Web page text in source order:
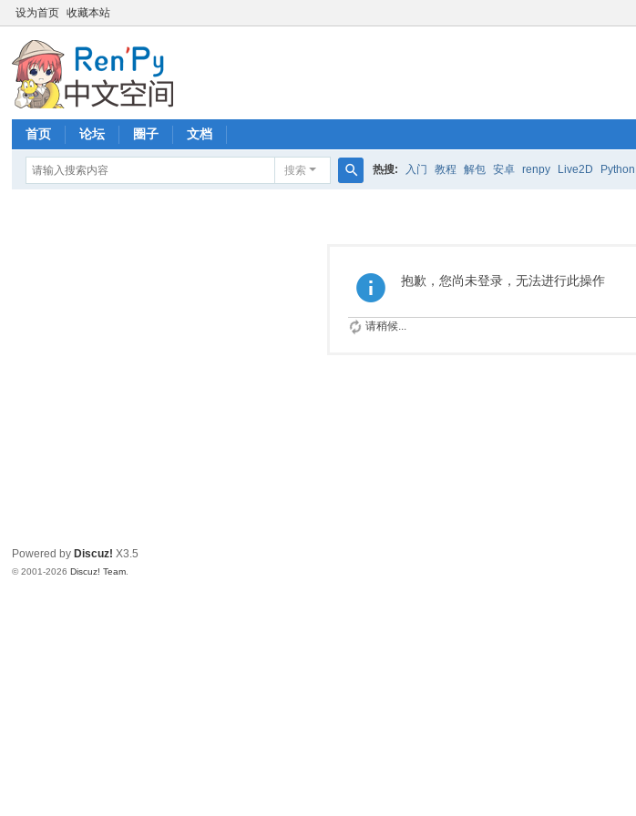
设为首页 收藏本站
首页 论坛 圈子 文档
搜索 热搜: 入门 教程 解包 安卓 renpy Live2D Python
抱歉，您尚未登录，无法进行此操作
请稍候...
Powered by Discuz! X3.5
© 2001-2026Discuz! Team